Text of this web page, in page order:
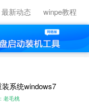
最新动态 winpe教程
系统windows7
老毛桃